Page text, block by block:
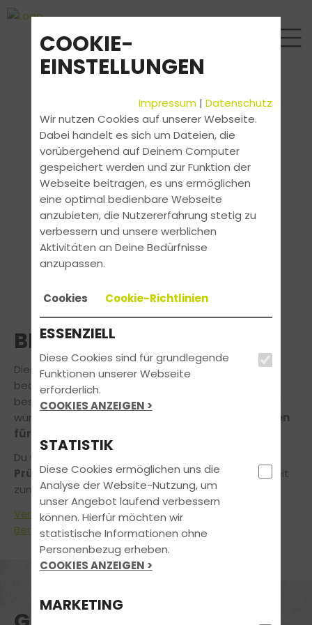
BESTANDEN
Diesefröhlichen Gesichterkönnen nur eins
bedeuten: Sie haben bei uns den Führerschein
bestanden! Wir gratulieren von ganzem Herzen und
wünschen Euch
alles Gute und viel Fahrvergnügen
für die Zukunft.
Du willst genauso
Prüfung kommen?Wir verhelfen Dir in kürzester Zeit
zum Führerschein!
Vereinbare noch heute einen unverbindlichen
Beratungstermin
COOKIE-
EINSTELLUNGEN
Impressum |Datenschutz
Wir nutzen Cookies auf unserer Webseite.
Dabei handelt es sich um Dateien, die
vorübergehend auf Deinem Computer
gespeichert werden und zur Funktion der
Webseite beitragen, es uns ermöglichen
eine optimal bedienbare Webseite
anzubieten, die Nutzererfahrung stetig zu
verbessern und unsere werblichen
Aktivitäten an Deine Bedürfnisse
anzupassen.
Cookies Cookie-Richtlinien
ESSENZIELL
Diese Cookies sind für grundlegende
Funktionen unserer Webseite
erforderlich.
COOKIES ANZEIGEN >
STATISTIK
Diese Cookies ermöglichen uns die
Analyse der Website-Nutzung, um
unser Angebot laufend verbessern
können. Hierfür möchten wir
statistische Informationen ohne
Personenbezug erheben.
COOKIES ANZEIGEN >
MARKETING